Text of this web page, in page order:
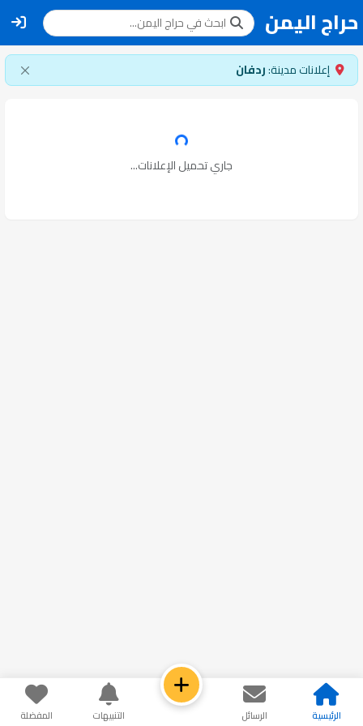
حراج اليمن
إعلانات مدينة:ردفان
جاري تحميل الإعلانات...
الرئيسية الرسائل التنبيهات المفضلة